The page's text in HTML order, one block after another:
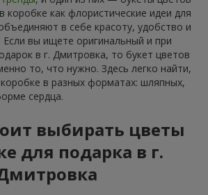
коробке как флористические идеи для
в себе красоту, удобство и
Если вы ищете оригинальный и при
в г. Дмитровка, то букет цветов
то, что нужно. Здесь легко найти,
в разных форматах: шляпных,
сердца.
выбирать цветы
для подарка в г.